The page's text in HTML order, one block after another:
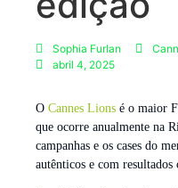
Sophia Furlan
abril 4, 2025
O Cannes Lions é o maior
que ocorre anualmente na
campanhas e os cases do
autênticos e com resultados